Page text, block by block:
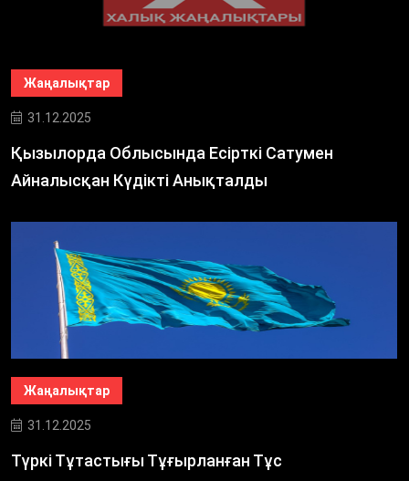
Жаңалықтар
31.12.2025
Қызылорда Облысында Есірткі Сатумен
Айналысқан Күдікті Анықталды
Жаңалықтар
31.12.2025
Түркі Тұтастығы Тұғырланған Тұс